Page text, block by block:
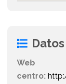
Web
centro: